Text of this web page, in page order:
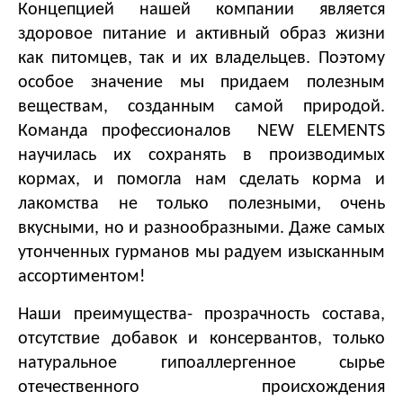
Концепцией нашей компании является
здоровое питание и активный образ жизни
как питомцев, так и их владельцев. Поэтому
особое значение мы придаем полезным
веществам, созданным самой природой.
Команда профессионалов NEW
ELEMENTS
научилась их сохранять в производимых
кормах, и помогла нам сделать корма и
лакомства не только полезными, очень
вкусными, но и разнообразными. Даже самых
утонченных гурманов мы радуем изысканным
ассортиментом!
Наши преимущества- прозрачность состава,
отсутствие добавок и консервантов, только
натуральное гипоаллергенное сырье
отечественного происхождения